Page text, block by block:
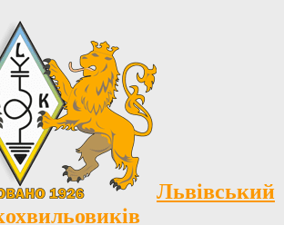
Львівський